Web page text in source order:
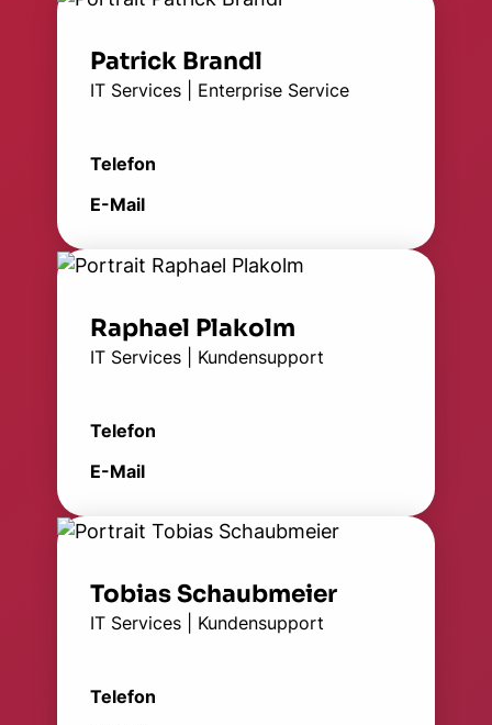
Patrick Brandl
IT Services | Enterprise Service
Telefon
E-Mail
Raphael Plakolm
IT Services | Kundensupport
Telefon
E-Mail
Tobias Schaubmeier
IT Services | Kundensupport
Telefon